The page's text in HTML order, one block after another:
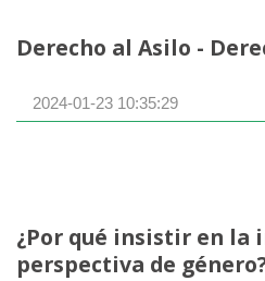
Derecho al Asilo -
2024-01-23 10:35:29
¿Por qué insistir en la
perspectiva de